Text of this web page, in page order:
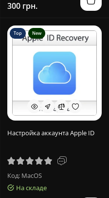
300 грн.
Top New
Настройка аккаунта Apple ID
Код: MacOS
На складе